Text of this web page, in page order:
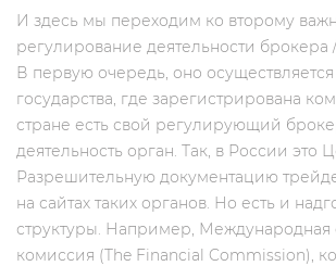
И здесь мы переходим ко второму
регулирование деятельности
В первую очередь, оно
государства, где зарегистрирована
стране есть свой регулирующий
деятельность орган. Так, в России это
Разрешительную документацию
на сайтах таких органов. Но есть и
структуры. Например, Международная
комиссия (The Financial Commission),